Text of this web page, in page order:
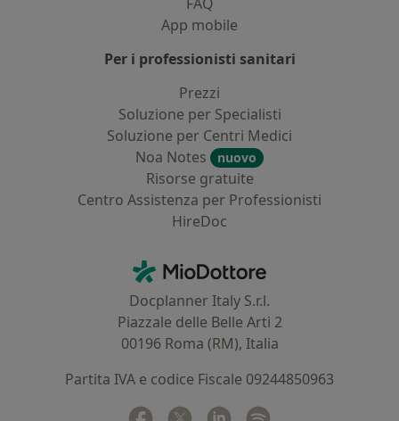
App mobile
Per i professionisti sanitari
Prezzi
Soluzione per Specialisti
Soluzione per Centri Medici
Noa Notes
nuovo
Risorse gratuite
Centro Assistenza per Professionisti
HireDoc
MioDottore - Homepage
Docplanner Italy S.r.l.
Piazzale delle Belle Arti 2
00196 Roma (RM), Italia
Partita IVA e codice Fiscale 09244850963
Facebook
si apre in una nuova scheda
Twitter
si apre in una nuova scheda
Linkedin
si apre in una nuova